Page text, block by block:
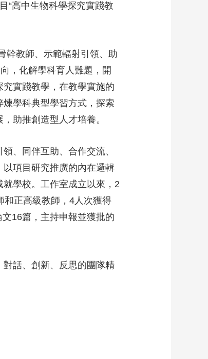
“高中生物科學探究實踐教
幹教師、示範輻射引領、助
，化解學科育人難題，開
實踐教學，在教學實施的
學科典型學習方式，探索
助推創造型人才培養。
、同伴互助、合作交流、
項目研究推廣的內在邏輯
學校。工作室成立以來，2
和正高級教師，4人次獲得
16篇，主持申報並獲批的
話、創新、反思的團隊精